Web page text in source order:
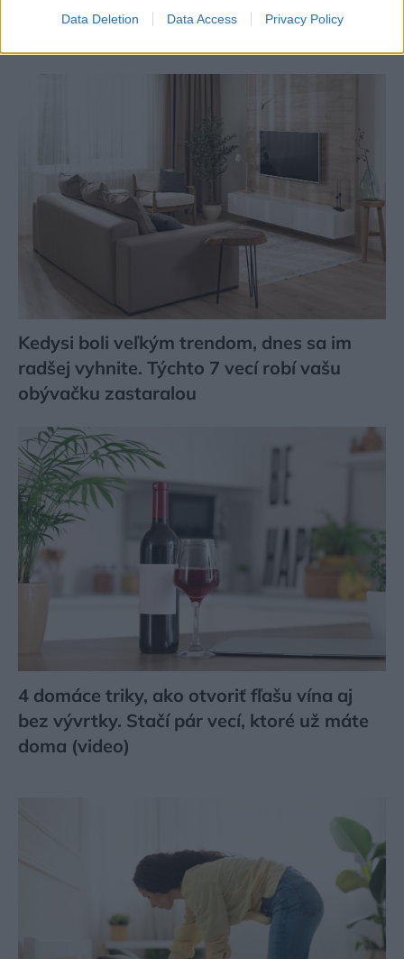
Data Deletion Data Access Privacy Policy
Pozrite si viac
Kedysi boli veľkým trendom, dnes sa im
radšej vyhnite. Týchto 7 vecí robí vašu
obývačku zastaralou
4 domáce triky, ako otvoriť fľašu vína aj
bez vývrtky. Stačí pár vecí, ktoré už máte
doma (video)